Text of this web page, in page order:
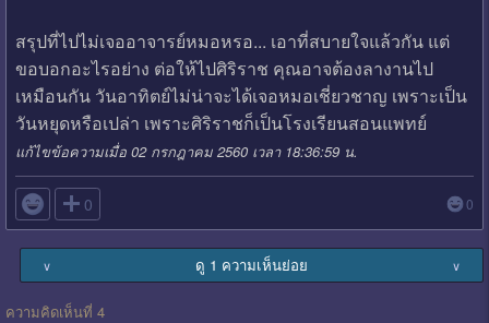
สรุปที่ไปไม่เจออาจารย์หมอหรอ... เอาที่สบายใจแล้วกัน แต่
ขอบอกอะไรอย่าง ต่อให้ไปศิริราช คุณอาจต้องลางานไป
เหมือนกัน วันอาทิตย์ไม่น่าจะได้เจอหมอเชี่ยวชาญ เพราะเป็น
วันหยุดหรือเปล่า เพราะศิริราชก็เป็นโรงเรียนสอนแพทย์
แก้ไขข้อความเมื่อ 02 กรกฎาคม 2560 เวลา 18:36:59 น.
 0 0
∨ ดู 1 ความเห็นย่อย ∨
ความคิดเห็นที่ 4